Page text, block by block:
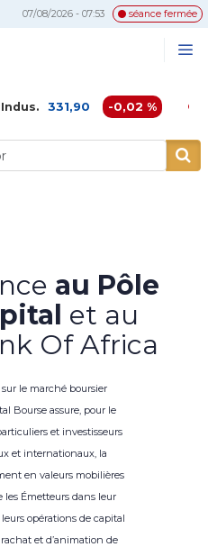
07/08/2026 - 07:53 séance fermée
-0,02 % Afriquia
au Pôle
et au
Of Africa
le marché boursier
Bourse assure, pour le
et investisseurs
et internationaux, la
en valeurs mobilières
les Émetteurs dans leur
opérations de capital
et d’animation de